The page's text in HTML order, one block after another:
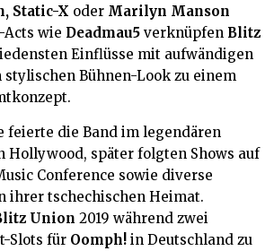
Static-X oder Marilyn Manson
Acts wie Deadmau5 verknüpfen Blitz
Einflüsse mit aufwändigen
Bühnen-Look zu einem
feierte die Band im legendären
Hollywood, später folgten Shows auf
Conference sowie diverse
ihrer tschechischen Heimat.
Union 2019 während zwei
Slots für Oomph! in Deutschland zu